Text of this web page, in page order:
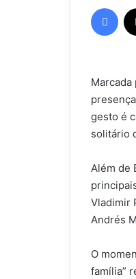
Marcada
gesto é
solitário
Além de
Vladimir
Andrés
O
família”